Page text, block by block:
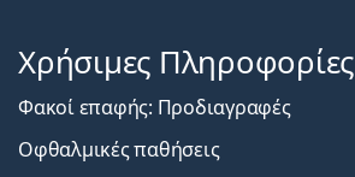
Χρήσιμες Πληροφορίες
Φακοί επαφής: Προδιαγραφές
Οφθαλμικές παθήσεις